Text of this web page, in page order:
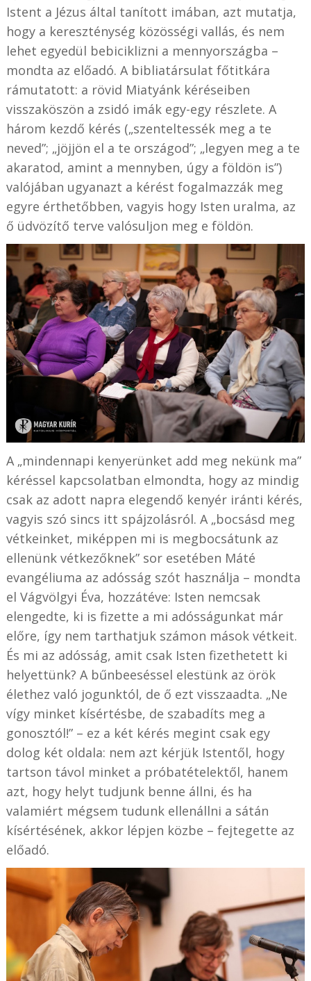
Istent a Jézus által tanított imában, azt mutatja,
hogy a kereszténység közösségi vallás, és nem
lehet egyedül bebiciklizni a mennyországba –
mondta az előadó. A bibliatársulat főtitkára
rámutatott: a rövid Miatyánk kéréseiben
visszaköszön a zsidó imák egy-egy részlete. A
három kezdő kérés („szenteltessék meg a te
neved”; „jöjjön el a te országod”; „legyen meg a te
akaratod, amint a mennyben, úgy a földön is”)
valójában ugyanazt a kérést fogalmazzák meg
egyre érthetőbben, vagyis hogy Isten uralma, az
ő üdvözítő terve valósuljon meg e földön.
A „mindennapi kenyerünket add meg nekünk ma”
kéréssel kapcsolatban elmondta, hogy az mindig
csak az adott napra elegendő kenyér iránti kérés,
vagyis szó sincs itt spájzolásról. A „bocsásd meg
vétkeinket, miképpen mi is megbocsátunk az
ellenünk vétkezőknek” sor esetében Máté
evangéliuma az adósság szót használja – mondta
el Vágvölgyi Éva, hozzátéve: Isten nemcsak
elengedte, ki is fizette a mi adósságunkat már
előre, így nem tarthatjuk számon mások vétkeit.
És mi az adósság, amit csak Isten fizethetett ki
helyettünk? A bűnbeeséssel elestünk az örök
élethez való jogunktól, de ő ezt visszaadta. „Ne
vígy minket kísértésbe, de szabadíts meg a
gonosztól!” – ez a két kérés megint csak egy
dolog két oldala: nem azt kérjük Istentől, hogy
tartson távol minket a próbatételektől, hanem
azt, hogy helyt tudjunk benne állni, és ha
valamiért mégsem tudunk ellenállni a sátán
kísértésének, akkor lépjen közbe – fejtegette az
előadó.